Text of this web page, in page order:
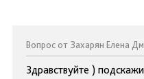
Вопрос от Захарян Елена
Здравствуйте )